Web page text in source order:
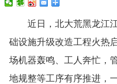
近日，北大荒黑龙江
础设施升级改造工程火热
场机器轰鸣、工人奔忙，
地规整等工序有序推进，